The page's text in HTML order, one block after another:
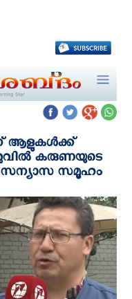
ആളുകള്‍ക്ക്
കരുണയുടെ
സന്യാസ സമൂഹം